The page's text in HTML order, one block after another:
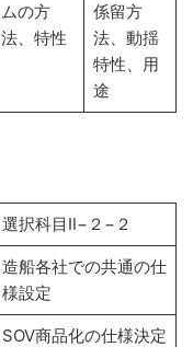
ムの方
法、特性
係留方
法、動揺
特性、用
途
選択科目Ⅱ−２−２
造船各社での共通の仕
様設定
SOV商品化の仕様決定